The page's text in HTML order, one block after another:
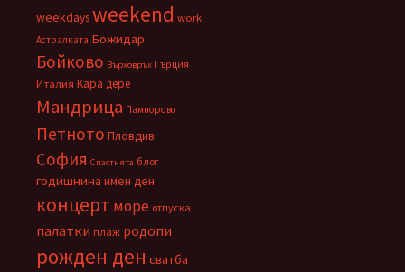
weekdaysweekend work
Астралката Божидар
Бойково Върховръх Гърция
Италия Кара дере
Мандрица Пампорово
Петното Пловдив
София Спастнята блог
годишнина имен ден
концерт море отпуска
палатки плаж родопи
рожден ден сватба